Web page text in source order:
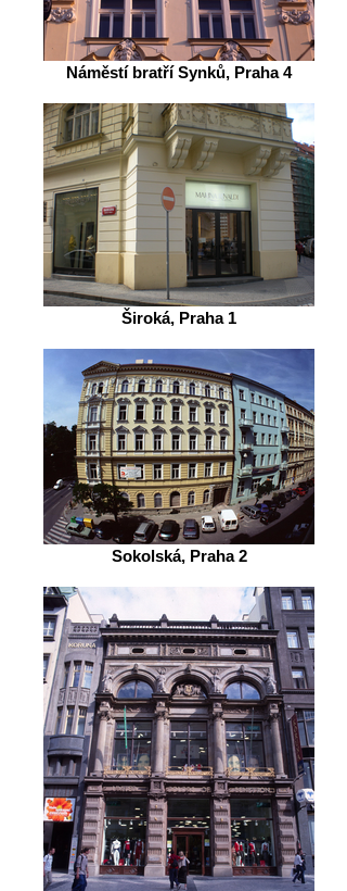
Náměstí bratří Synků, Praha 4
Široká, Praha 1
Sokolská, Praha 2